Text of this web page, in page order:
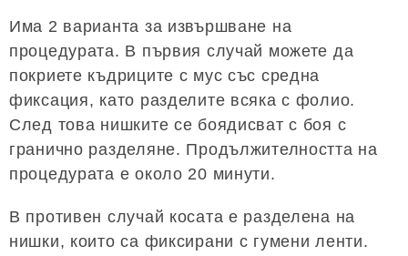
Има 2 варианта за извършване на
процедурата. В първия случай можете да
покриете къдриците с мус със средна
фиксация, като разделите всяка с фолио.
След това нишките се боядисват с боя с
гранично разделяне. Продължителността на
процедурата е около 20 минути.
В противен случай косата е разделена на
нишки, които са фиксирани с гумени ленти.